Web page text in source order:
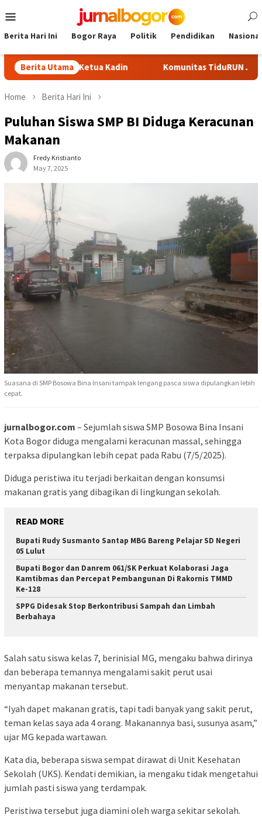
to
Menu
Berita Hari Ini Bogor Raya Politik Pendidikan Nasional
Berita Utama
Calon Ketua Kadin Komunitas TiduRUN Jajal Jalur
Home Berita Hari Ini
Puluhan Siswa SMP BI Diduga Keracunan
Makanan
Fredy Kristianto
May 7, 2025
Suasana di SMP Bosowa Bina Insani tampak lengang pasca siswa dipulangkan lebih
cepat.
jurnalbogor.com – Sejumlah siswa SMP Bosowa Bina Insani
Kota Bogor diduga mengalami keracunan massal, sehingga
terpaksa dipulangkan lebih cepat pada Rabu (7/5/2025).
Diduga peristiwa itu terjadi berkaitan dengan konsumsi
makanan gratis yang dibagikan di lingkungan sekolah.
READ MORE
Bupati Rudy Susmanto Santap MBG Bareng Pelajar SD Negeri
05 Lulut
Bupati Bogor dan Danrem 061/SK Perkuat Kolaborasi Jaga
Kamtibmas dan Percepat Pembangunan Di Rakornis TMMD
Ke-128
SPPG Didesak Stop Berkontribusi Sampah dan Limbah
Berbahaya
Salah satu siswa kelas 7, berinisial MG, mengaku bahwa dirinya
dan beberapa temannya mengalami sakit perut usai
menyantap makanan tersebut.
“Iyah dapet makanan gratis, tapi tadi banyak yang sakit perut,
teman kelas saya ada 4 orang. Makanannya basi, susunya asam,”
ujar MG kepada wartawan.
Kata dia, beberapa siswa sempat dirawat di Unit Kesehatan
Sekolah (UKS). Kendati demikian, ia mengaku tidak mengetahui
jumlah pasti siswa yang terdampak.
Peristiwa tersebut juga diamini oleh warga sekitar sekolah.